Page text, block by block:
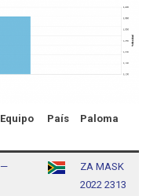
Equipo País Paloma
—
ZA MASK
2022 2313